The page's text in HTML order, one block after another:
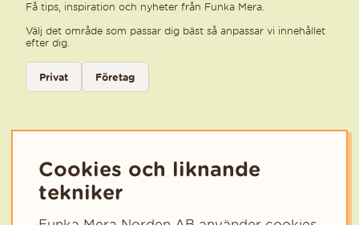
Få tips, inspiration och nyheter från Funka Mera.
Välj det område som passar dig bäst så anpassar vi innehållet
efter dig.
Välj kategori för nyhetsbrev
Privat
Företag
Cookies och liknande
tekniker